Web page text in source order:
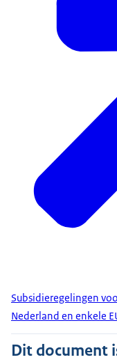
Subsidieregelingen
Nederland en enkele
Dit document